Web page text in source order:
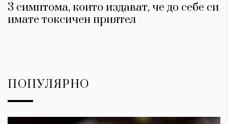
3 симптома, които издават, че до себе си
имате токсичен приятел
ПОПУЛЯРНО